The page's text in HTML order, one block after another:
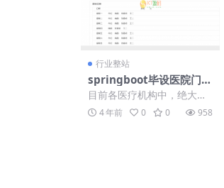
行业整站
springboot毕设医院门诊
信息住院排班药房仓库数
据管理系统源码「亲测源
码」
目前各医疗机构中，绝大部
分中小型医疗机构内部没有
实现任何信息化管理，医院
4 年前 0 0 958